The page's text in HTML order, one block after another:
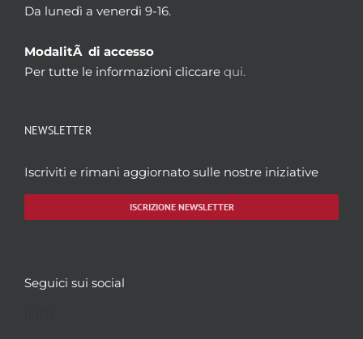
Da lunedì a venerdì 9-16.
ModalitÃ di accesso
Per tutte le informazioni cliccare qui.
NEWSLETTER
Iscriviti e rimani aggiornato sulle nostre iniziative
ISCRIZIONE NEWSLETTER
Seguici sui social